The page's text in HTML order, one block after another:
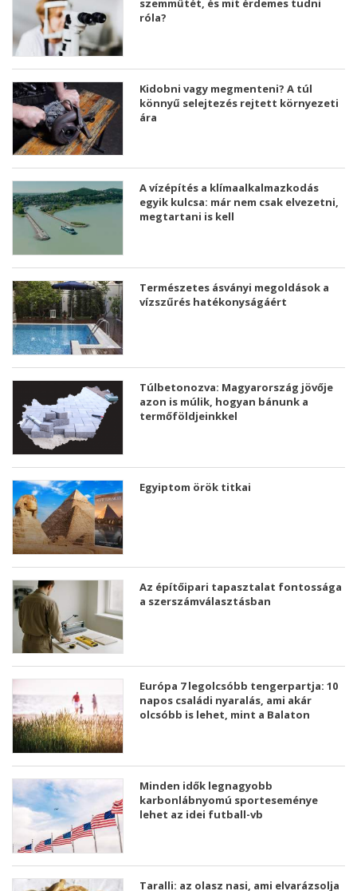
szemműtét, és mit érdemes tudni
róla?
Kidobni vagy megmenteni? A túl
könnyű selejtezés rejtett környezeti
ára
A vízépítés a klímaalkalmazkodás
egyik kulcsa: már nem csak elvezetni,
megtartani is kell
Természetes ásványi megoldások a
vízszűrés hatékonyságáért
Túlbetonozva: Magyarország jövője
azon is múlik, hogyan bánunk a
termőföldjeinkkel
Egyiptom örök titkai
Az építőipari tapasztalat fontossága
a szerszámválasztásban
Európa 7 legolcsóbb tengerpartja: 10
napos családi nyaralás, ami akár
olcsóbb is lehet, mint a Balaton
Minden idők legnagyobb
karbonlábnyomú sporteseménye
lehet az idei futball-vb
Taralli: az olasz nasi, ami elvarázsolja